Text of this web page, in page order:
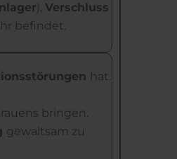
),Verschluss
befindet.
hat.
bringen.
gewaltsam zu